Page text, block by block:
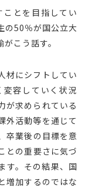
とを目指してい
の50％が国公立大
こう話す。
材にシフトしてい
容していく状況
が求められている
外活動等を通じて
卒業後の目標を意
との重要さに気づ
す。その結果、国
増加するのではな